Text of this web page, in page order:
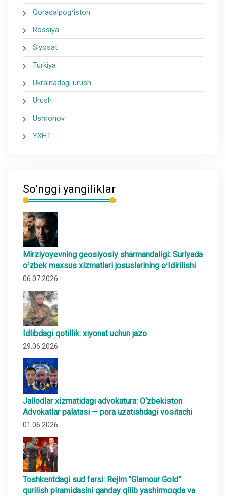
Qoraqalpogʻiston
Rossiya
Siyosat
Turkiya
Ukrainadagi urush
Urush
Usmonov
YXHT
So’nggi yangiliklar
Mirziyoyevning geosiyosiy sharmandaligi: Suriyada
oʻzbek maxsus xizmatlari josuslarining oʻldirilishi
06.07.2026
Idlibdagi qotillik: xiyonat uchun jazo
29.06.2026
Jallodlar xizmatidagi advokatura: O‘zbekiston
Advokatlar palatasi — pora uzatishdagi vositachi
01.06.2026
Toshkentdagi sud farsi: Rejim “Glamour Gold”
qurilish piramidasini qanday qilib yashirmoqda va